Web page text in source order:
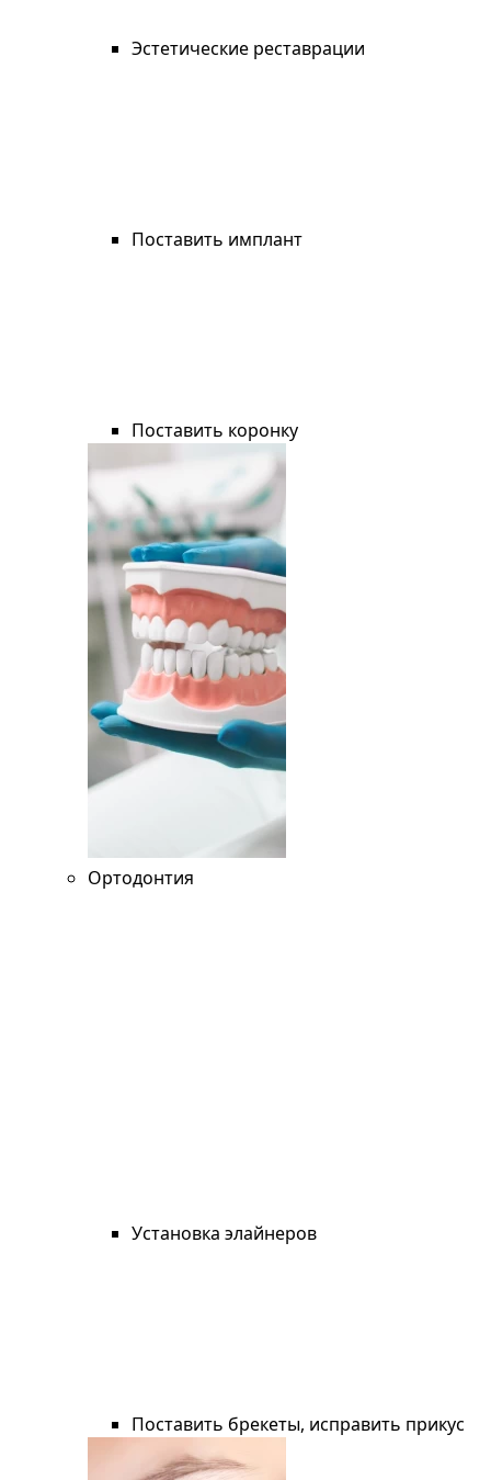
Эстетические реставрации
Поставить имплант
Поставить коронку
Ортодонтия
Установка элайнеров
Поставить брекеты, исправить прикус